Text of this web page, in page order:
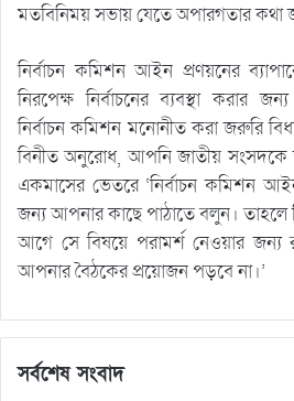
মতবিনিময় সভায় যেতে অপারগতার কথা
নির্বাচন কমিশন আইন প্রণয়নের
নিরপেক্ষ নির্বাচনের ব্যবস্থা করার
নির্বাচন কমিশন মনোনীত করা জরুরি
বিনীত অনুরোধ, আপনি জাতীয় সংসদকে
একমাসের ভেতরে ‘নির্বাচন কমিশন
জন্য আপনার কাছে পাঠাতে বলুন। তাহলে
আগে সে বিষয়ে পরামর্শ নেওয়ার
আপনার বৈঠকের প্রয়োজন পড়বে না।’
সর্বশেষ সংবাদ